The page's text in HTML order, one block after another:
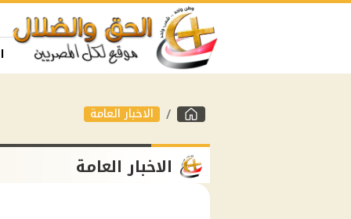
الاخبار العامة
الاخبار العامة